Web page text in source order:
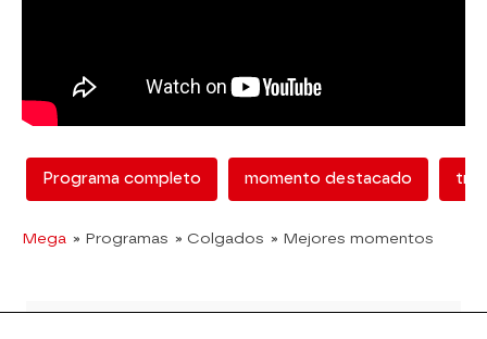
Programa completo momento destacado
Mega » Programas » Colgados » Mejores momentos